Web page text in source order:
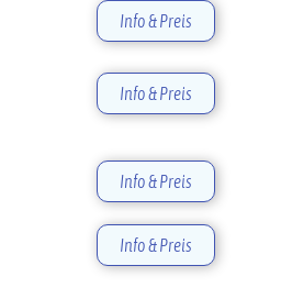
Info & Preis
Info & Preis
Info & Preis
Info & Preis